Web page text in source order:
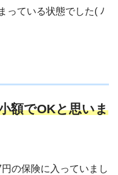
っている状態でした( ﾉ
額でOKと思いま
の保険に入っていまし